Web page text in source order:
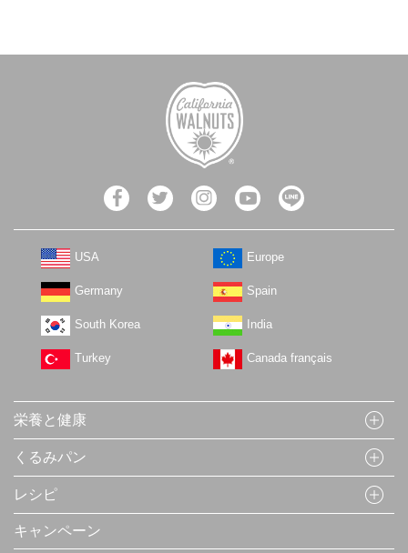
USA Europe
Germany Spain
South Korea India
Turkey Canada français
栄養と健康
くるみパン
レシピ
キャンペーン